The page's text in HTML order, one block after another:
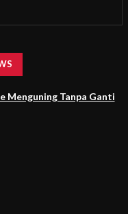
Menguning Tanpa Ganti